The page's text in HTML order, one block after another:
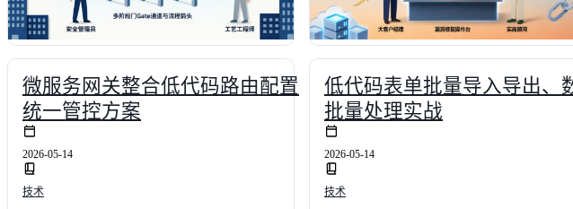
微服务网关整合低代码路由配置
统一管控方案
2026-05-14
技术
低代码表单批量导入导出、
批量处理实战
2026-05-14
技术